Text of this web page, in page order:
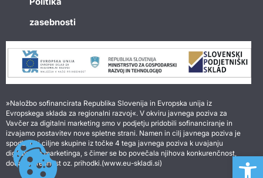
zasebnosti
»Naložbo sofinancirata Republika Slovenija in Evropska unija iz
Evropskega sklada za regionalni razvoj«. V okviru javnega poziva za
Vavčer za digitalni marketing smo v podjetju pridobili sofinanciranje in
izvajamo postavitev nove spletne strani. Namen in cilj javnega poziva je
spodbuditi ciljne skupine iz točke 4 tega javnega poziva k uvajanju
digitalnega marketinga, s čimer se bo povečala njihova konkurenčnost,
dodana vrednost oz. prihodki.(www.eu-skladi.si)